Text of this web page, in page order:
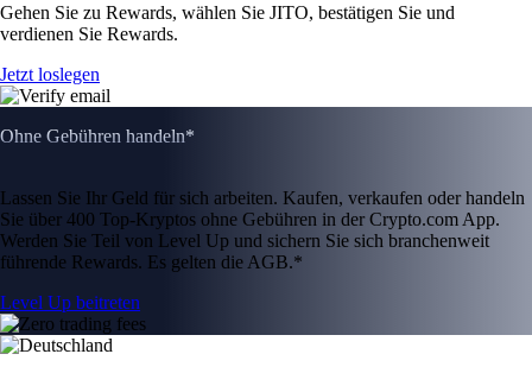
Gehen Sie zu Rewards, wählen Sie JITO, bestätigen Sie und
verdienen Sie Rewards.
Jetzt loslegen
Ohne Gebühren handeln*
Lassen Sie Ihr Geld für sich arbeiten. Kaufen, verkaufen oder handeln
Sie über 400 Top-Kryptos ohne Gebühren in der Crypto.com App.
Werden Sie Teil von Level Up und sichern Sie sich branchenweit
führende Rewards. Es gelten die AGB.*
Level Up beitreten